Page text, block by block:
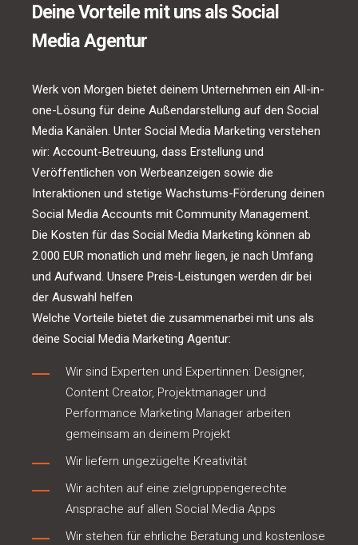
Deine Vorteile mit uns als Social
Media Agentur
Werk von Morgen bietet deinem Unternehmen ein All-in-
one-Lösung für deine Außendarstellung auf den Social
Media Kanälen. Unter Social Media Marketing verstehen
wir: Account-Betreuung, dass Erstellung und
Veröffentlichen von Werbeanzeigen sowie die
Interaktionen und stetige Wachstums-Förderung deinen
Social Media Accounts mit Community Management.
Die Kosten für das Social Media Marketing können ab
2.000 EUR monatlich und mehr liegen, je nach Umfang
und Aufwand. Unsere Preis-Leistungen werden dir bei
der Auswahl helfen
Welche Vorteile bietet die zusammenarbei mit uns als
deine Social Media Marketing Agentur:
Wir sind Experten und Expertinnen: Designer,
Content Creator, Projektmanager und
Performance Marketing Manager arbeiten
gemeinsam an deinem Projekt
Wir liefern ungezügelte Kreativität
Wir achten auf eine zielgruppengerechte
Ansprache auf allen Social Media Apps
Wir stehen für ehrliche Beratung und kostenlose